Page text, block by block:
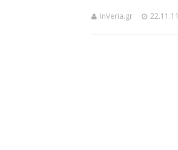
InVeria.gr 22.11.11